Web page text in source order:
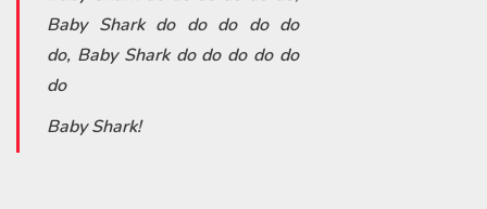
Baby Shark do do do do do
do, Baby Shark do do do do do
do
Baby Shark!